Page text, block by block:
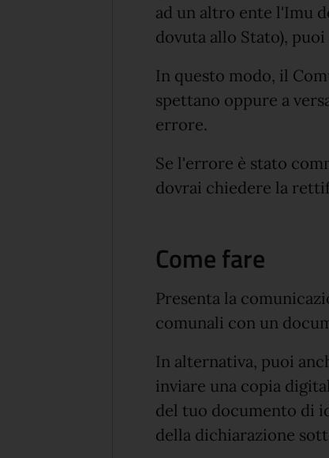
ad un altro ente l'Imu
dovuta allo Stato),
In questo modo, il
spettano oppure a
errore.
Se l'errore è stato
dovrai chiedere la
Come fare
Presenta la
comunali con un
In alternativa, puoi
inviare una copia
del tuo documento di
della dichiarazione